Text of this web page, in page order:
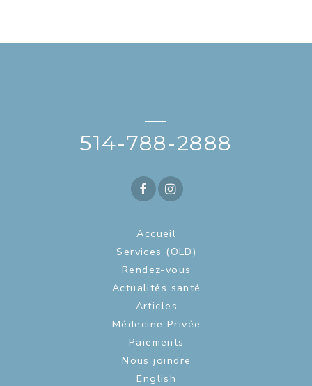
—
514-788-2888
Accueil
Services (OLD)
Rendez-vous
Actualités santé
Articles
Médecine Privée
Paiements
Nous joindre
English